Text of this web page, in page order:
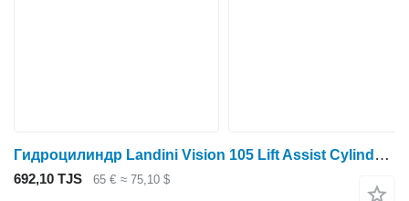
Гидроцилиндр Landini Vision 105 Lift Assist Cylinder Ram Parts 3186443m91, 3314679m1 3186443M91 для трактора колесного
692,10 TJS 65 € ≈ 75,10 $